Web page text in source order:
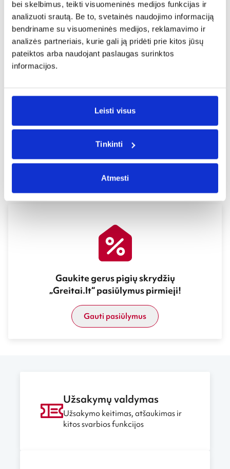
bei skelbimus, teikti visuomeninės medijos funkcijas ir
analizuoti srautą. Be to, svetainės naudojimo informaciją
bendriname su visuomeninės medijos, reklamavimo ir
analizės partneriais, kurie gali ją pridėti prie kitos jūsų
pateiktos arba naudojant paslaugas surinktos
informacijos.
Leisti visus
Tinkinti
Atmesti
Gaukite gerus pigių skrydžių
„Greitai.lt“ pasiūlymus pirmieji!
Gauti pasiūlymus
koncertais ar kultūrinėmis veiklomis, kurios dažnai
vyksta Mostare ir suteikia galimybę geriau pažinti
vietinę atmosferą.
Kruopščiai suplanuota kelionė padės išvengti
nereikalingo streso ir leis daugiau dėmesio skirti
įspūdžiams, naujoms patirtims bei poilsiui.
Europoje, bet ir pažinti regiono kultūrą,
architektūrą bei vietinę virtuvę.
Todėl planuokite kelionę iš anksto, pasirūpinkite
svarbiausiais kelionės aspektais ir mėgaukitės
patogia bei įsimintina kelione į Mostarą, Bosniją ir
Užsakymų valdymas
Užsakymo keitimas, atšaukimas ir
kitos svarbios funkcijos